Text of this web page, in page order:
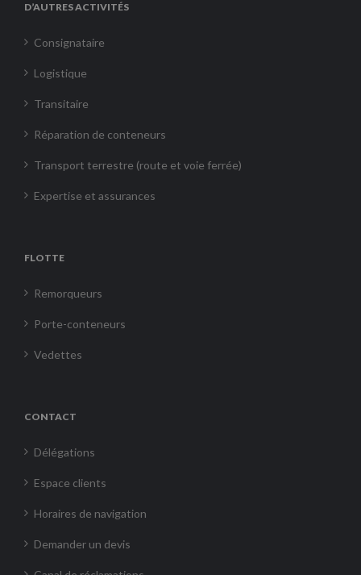
D’AUTRES ACTIVITÉS
Consignataire
Logistique
Transitaire
Réparation de conteneurs
Transport terrestre (route et voie ferrée)
Expertise et assurances
FLOTTE
Remorqueurs
Porte-conteneurs
Vedettes
CONTACT
Délégations
Espace clients
Horaires de navigation
Demander un devis